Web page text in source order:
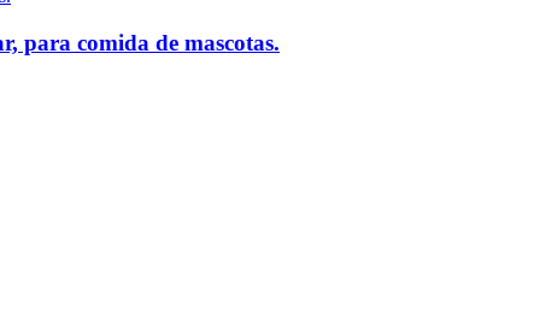
para comida de mascotas.